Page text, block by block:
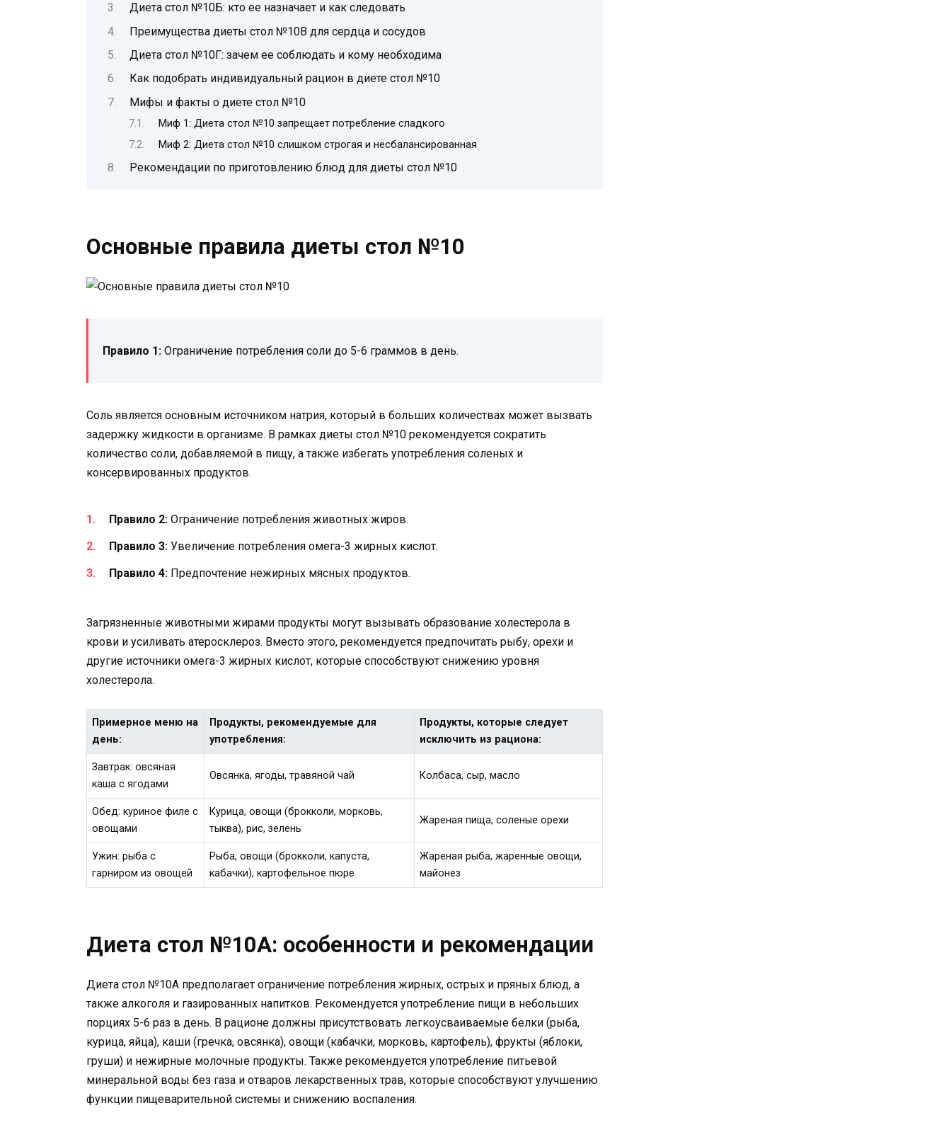
Диета стол №10Б: кто ее назначает и как следовать
Преимущества диеты стол №10В для сердца и сосудов
Диета стол №10Г: зачем ее соблюдать и кому необходима
Как подобрать индивидуальный рацион в диете стол №10
Мифы и факты о диете стол №10
Миф 1: Диета стол №10 запрещает потребление сладкого
Миф 2: Диета стол №10 слишком строгая и несбалансированная
Рекомендации по приготовлению блюд для диеты стол №10
Основные правила диеты стол №10
Правило 1: Ограничение потребления соли до 5-6 граммов в день.
Соль является основным источником натрия, который в больших количествах может вызвать
задержку жидкости в организме. В рамках диеты стол №10 рекомендуется сократить
количество соли, добавляемой в пищу, а также избегать употребления соленых и
консервированных продуктов.
Правило 2: Ограничение потребления животных жиров.
Правило 3: Увеличение потребления омега-3 жирных кислот.
Правило 4: Предпочтение нежирных мясных продуктов.
Загрязненные животными жирами продукты могут вызывать образование холестерола в
крови и усиливать атеросклероз. Вместо этого, рекомендуется предпочитать рыбу, орехи и
другие источники омега-3 жирных кислот, которые способствуют снижению уровня
холестерола.
Примерное меню на
день:
Продукты, рекомендуемые для
употребления:
Продукты, которые следует
исключить из рациона:
Завтрак: овсяная
каша с ягодами
Овсянка, ягоды, травяной чай Колбаса, сыр, масло
Обед: куриное филе с
овощами
Курица, овощи (брокколи, морковь,
тыква), рис, зелень
Жареная пища, соленые орехи
Ужин: рыба с
гарниром из овощей
Рыба, овощи (брокколи, капуста,
кабачки), картофельное пюре
Жареная рыба, жаренные овощи,
майонез
Диета стол №10А: особенности и рекомендации
Диета стол №10А предполагает ограничение потребления жирных, острых и пряных блюд, а
также алкоголя и газированных напитков. Рекомендуется употребление пищи в небольших
порциях 5-6 раз в день. В рационе должны присутствовать легкоусваиваемые белки (рыба,
курица, яйца), каши (гречка, овсянка), овощи (кабачки, морковь, картофель), фрукты (яблоки,
груши) и нежирные молочные продукты. Также рекомендуется употребление питьевой
минеральной воды без газа и отваров лекарственных трав, которые способствуют улучшению
функции пищеварительной системы и снижению воспаления.